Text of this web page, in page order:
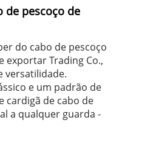
de pescoço de
do cabo de pescoço
exportar Trading Co.,
versatilidade.
e um padrão de
cardigã de cabo de
a qualquer guarda -